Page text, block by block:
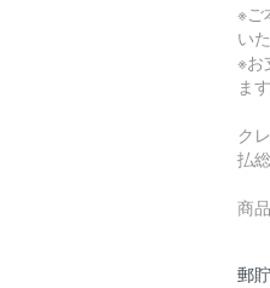
※ご
い
※お
ます
ク
払
商
郵